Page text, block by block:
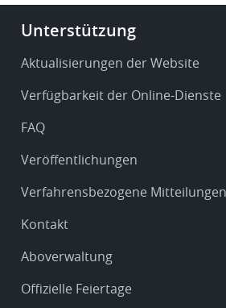
Footer
Service
support
Unterstützung
Aktualisierungen der Website
Verfügbarkeit der Online-Dienste
FAQ
Veröffentlichungen
Verfahrensbezogene Mitteilungen
Kontakt
Aboverwaltung
Offizielle Feiertage